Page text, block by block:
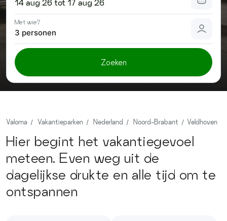
Met wie?
3 personen
Zoeken
Valoma Vakantieparken Nederland Noord-Brabant Veldhoven
Hier begint het vakantiegevoel
meteen. Even weg uit de
dagelijkse drukte en alle tijd om te
ontspannen